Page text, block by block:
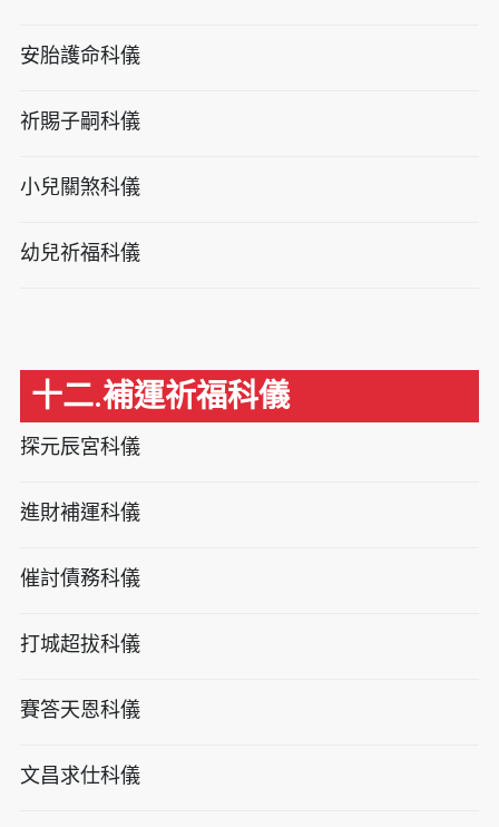
安胎護命科儀
祈賜子嗣科儀
小兒關煞科儀
幼兒祈福科儀
十二.補運祈福科儀
探元辰宮科儀
進財補運科儀
催討債務科儀
打城超拔科儀
賽答天恩科儀
文昌求仕科儀